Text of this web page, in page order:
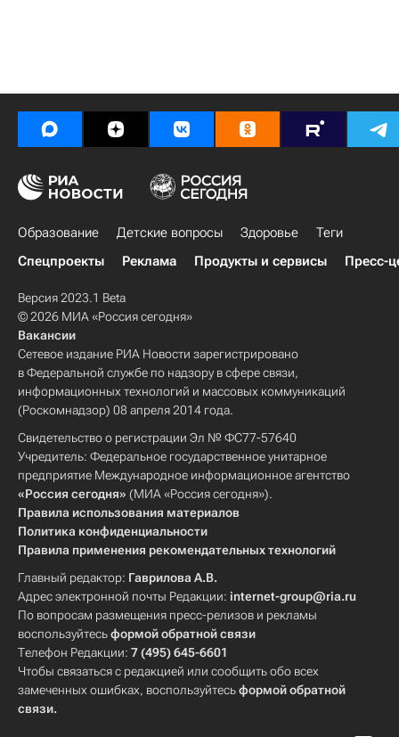
Образование Детские вопросы Здоровье
Теги
Спецпроекты
Реклама Продукты и сервисы Пресс-
Версия 2023.1 Beta
© 2026 МИА «Россия сегодня»
Вакансии
Сетевое издание РИА Новости зарегистрировано
в Федеральной службе по надзору в сфере связи,
информационных технологий и массовых коммуникаций
(Роскомнадзор) 08 апреля 2014 года.
Свидетельство о регистрации Эл № ФС77-57640
Учредитель: Федеральное государственное унитарное
предприятие Международное информационное агентство
«Россия сегодня» (МИА «Россия сегодня»).
Правила использования материалов
Политика конфиденциальности
Правила применения рекомендательных технологий
Главный редактор: Гаврилова А.В.
Адрес электронной почты Редакции: internet-group@ria.ru
По вопросам размещения пресс-релизов и рекламы
воспользуйтесьформой обратной связи
Телефон Редакции: 7 (495) 645-6601
Чтобы связаться с редакцией или сообщить обо всех
замеченных ошибках, воспользуйтесьформой обратной
связи.